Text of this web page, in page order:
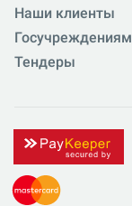
Наши клиенты
Госучреждениям
Тендеры